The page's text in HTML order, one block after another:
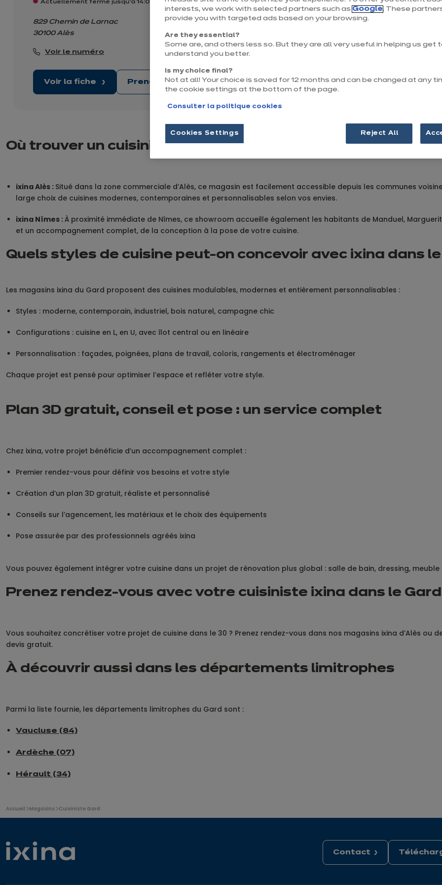
Actuellement fermé jusqu'à 14:00
829 Chemin de Larnac
30100 Alès
Voir le numéro
Voir la fiche Prendre rendez-vous
Ouvert jusqu'à 19:00
148, Rue Jean
Voir la fiche
Où trouver un cuisiniste ixina dans le Gard ?
ixina Alès : Situé dans la zone commerciale d’Alès, ce magasin est facilement accessible depuis les communes
large choix de cuisines modernes, contemporaines et personnalisables selon vos envies.
ixina Nîmes :À proximité immédiate de Nîmes, ce showroom accueille également les habitants de Manduel,
et un accompagnement complet, de la conception à la pose de votre cuisine.
Quels styles de cuisine peut-on concevoir avec ixina dans le
Les magasins ixina du Gard proposent des cuisines modulables, modernes et entièrement personnalisables :
Styles : moderne, contemporain, industriel, bois naturel, campagne chic
Configurations : cuisine en L, en U, avec îlot central ou en linéaire
Personnalisation : façades, poignées, plans de travail, coloris, rangements et électroménager
Chaque projet est pensé pour optimiser l’espace et refléter votre style.
Plan 3D gratuit, conseil et pose : un service complet
Chez ixina, votre projet bénéficie d’un accompagnement complet :
Premier rendez-vous pour définir vos besoins et votre style
Création d’un plan 3D gratuit, réaliste et personnalisé
Conseils sur l’agencement, les matériaux et le choix des équipements
Pose assurée par des professionnels agréés ixina
Vous pouvez également intégrer votre cuisine dans un projet de rénovation plus global : salle de bain, dressing, meuble
Prenez rendez-vous avec votre cuisiniste ixina dans le Gard
Vous souhaitez concrétiser votre projet de cuisine dans le 30 ? Prenez rendez-vous dans nos magasins ixina d’Alès ou
devis gratuit.
À découvrir aussi dans les départements limitrophes
Parmi la liste fournie, les départements limitrophes du Gard sont :
Vaucluse (84)
Ardèche (07)
Hérault (34)
Vous
êtes
Accueil Magasins Cuisiniste Gard
Contact
interests, we work with selected partners such as Google. These
provide you with targeted ads based on your browsing.
Are they essential?
Some are, and others less so. But they are all very useful in helping us get
understand you better.
Is my choice final?
Not at all! Your choice is saved for 12 months and can be changed at any
the cookie settings at the bottom of the page.
Consulter la politique cookies
Cookies Settings Reject All